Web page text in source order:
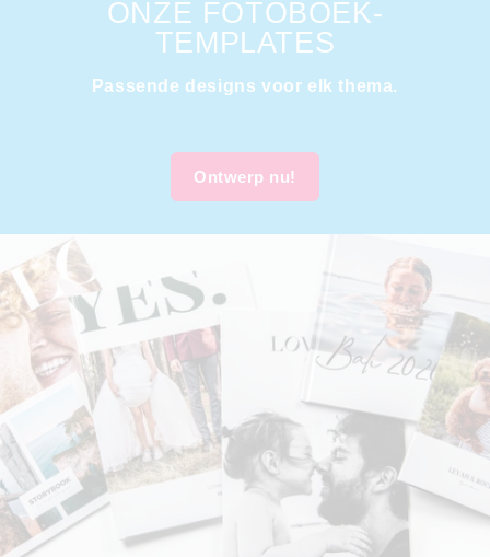
ONZE FOTOBOEK-
TEMPLATES
Passende designs voor elk thema.
Ontwerp nu!